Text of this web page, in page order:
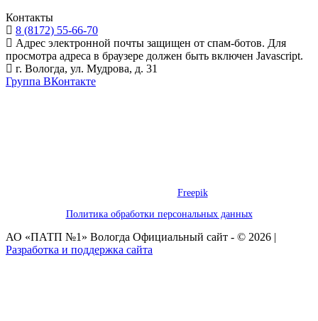
Контакты
8 (8172) 55-66-70
Адрес электронной почты защищен от спам-ботов. Для
просмотра адреса в браузере должен быть включен Javascript.
г. Вологда, ул. Мудрова, д. 31
Группа ВКонтакте
Freepik
Политика обработки персональных данных
АО «ПАТП №1» Вологда Официальный сайт - © 2026 |
Разработка и поддержка сайта